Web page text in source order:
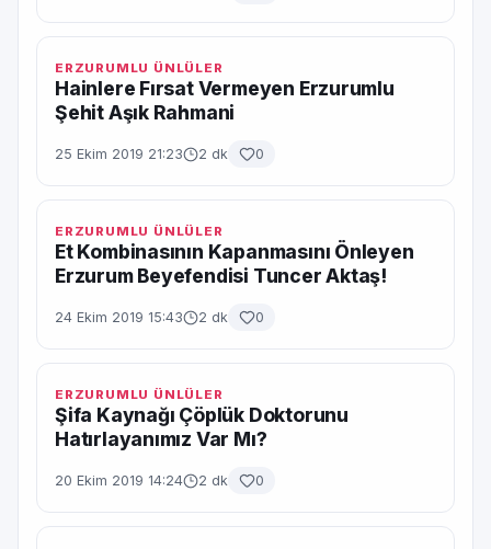
ERZURUMLU ÜNLÜLER
Hainlere Fırsat Vermeyen Erzurumlu
Şehit Aşık Rahmani
25 Ekim 2019 21:23 2 dk 0
ERZURUMLU ÜNLÜLER
Et Kombinasının Kapanmasını Önleyen
Erzurum Beyefendisi Tuncer Aktaş!
24 Ekim 2019 15:43 2 dk 0
ERZURUMLU ÜNLÜLER
Şifa Kaynağı Çöplük Doktorunu
Hatırlayanımız Var Mı?
20 Ekim 2019 14:24 2 dk 0